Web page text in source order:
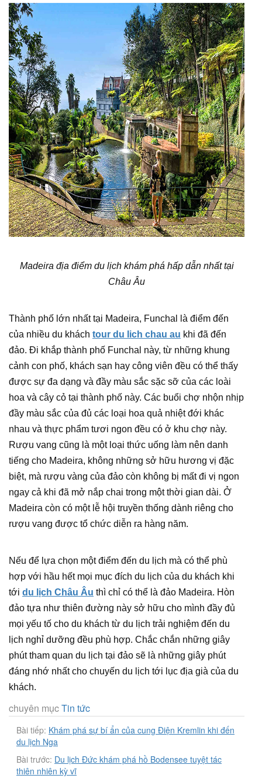
Madeira địa điểm du lịch khám phá hấp dẫn nhất tại
Châu Âu
Thành phố lớn nhất tại Madeira, Funchal là điểm đến
của nhiều du khách tour du lich chau au khi đã đến
đảo. Đi khắp thành phố Funchal này, từ những khung
cảnh con phố, khách sạn hay công viên đều có thể thấy
được sự đa dạng và đầy màu sắc sặc sỡ của các loài
hoa và cây cỏ tại thành phố này. Các buổi chợ nhộn nhịp
đầy màu sắc của đủ các loại hoa quả nhiệt đới khác
nhau và thực phẩm tươi ngon đều có ở khu chợ này.
Rượu vang cũng là một loại thức uống làm nên danh
tiếng cho Madeira, không những sở hữu hương vị đặc
biệt, mà rượu vàng của đảo còn không bị mất đi vị ngon
ngay cả khi đã mở nắp chai trong một thời gian dài. Ở
Madeira còn có một lễ hội truyền thống dành riêng cho
rượu vang được tổ chức diễn ra hàng năm.
Nếu để lựa chọn một điểm đến du lịch mà có thể phù
hợp với hầu hết mọi mục đích du lịch của du khách khi
tới du lịch Châu Âu thì chỉ có thể là đảo Madeira. Hòn
đảo tựa như thiên đường này sở hữu cho mình đầy đủ
mọi yếu tố cho du khách từ du lịch trải nghiệm đến du
lịch nghỉ dưỡng đều phù hợp. Chắc chắn những giây
phút tham quan du lịch tại đảo sẽ là những giây phút
đáng nhớ nhất cho chuyến du lịch tới lục địa già của du
khách.
chuyên mụcTin tức
Bài tiếp: Khám phá sự bí ẩn của cung Điện Kremlin khi đến
du lịch Nga
Bài trước: Du lịch Đức khám phá hồ Bodensee tuyệt tác
thiên nhiên kỳ vĩ